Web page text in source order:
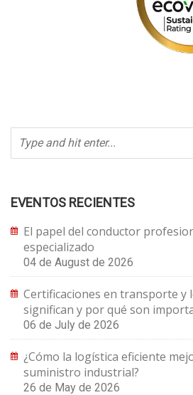
EVENTOS RECIENTES
El papel del conductor
especializado
04 de August de 2026
Certificaciones en transporte y
significan y por qué son
06 de July de 2026
¿Cómo la logística eficiente
suministro industrial?
26 de May de 2026